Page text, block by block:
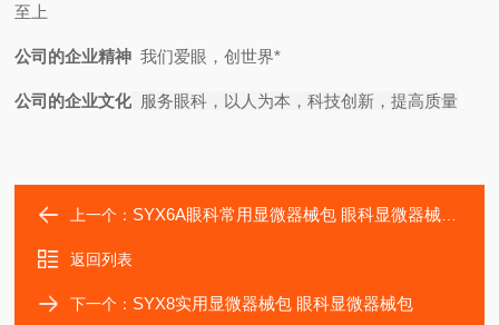
至上
公司的企业精神 我们爱眼，创世界*
公司的企业文化 服务眼科，以人为本，科技创新，提高质量
上一个： SYX6A眼科常用显微器械包 眼科显微器械包 眼科6件套
返回列表
下一个： SYX8实用显微器械包 眼科显微器械包